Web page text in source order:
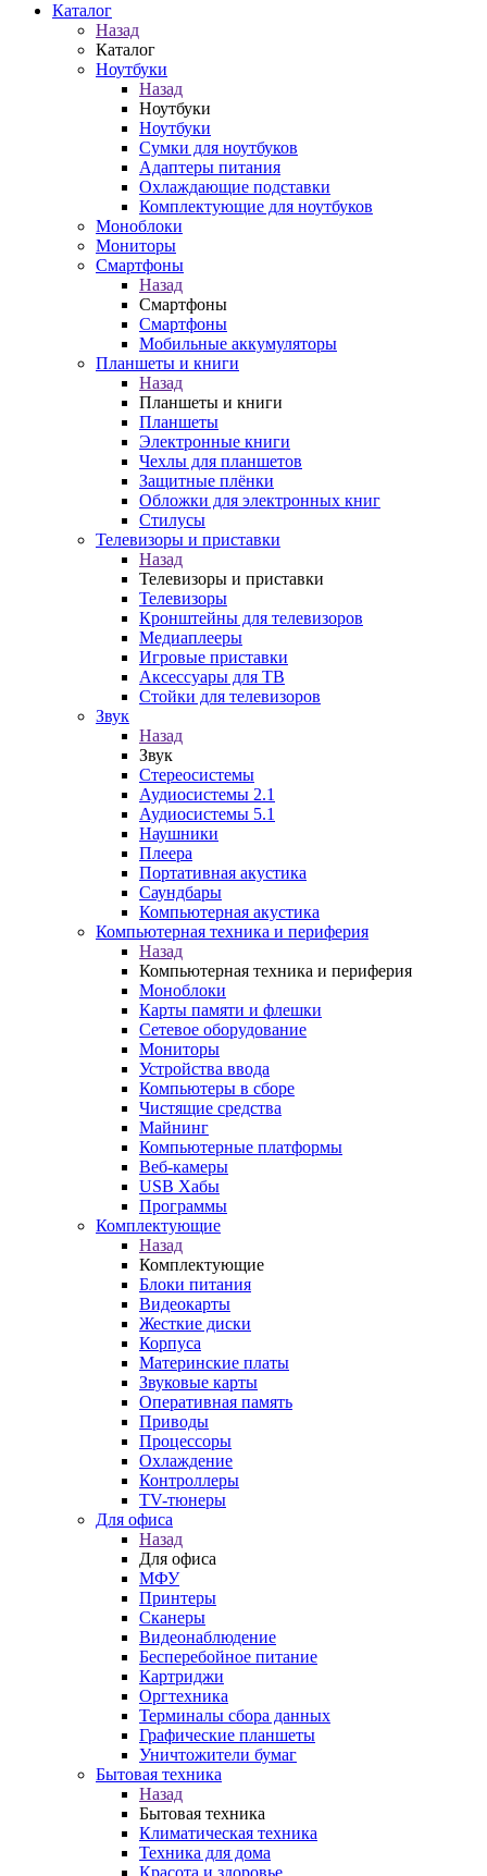
Каталог
Назад
Каталог
Ноутбуки
Назад
Ноутбуки
Ноутбуки
Сумки для ноутбуков
Адаптеры питания
Охлаждающие подставки
Комплектующие для ноутбуков
Моноблоки
Мониторы
Смартфоны
Назад
Смартфоны
Смартфоны
Мобильные аккумуляторы
Планшеты и книги
Назад
Планшеты и книги
Планшеты
Электронные книги
Чехлы для планшетов
Защитные плёнки
Обложки для электронных книг
Стилусы
Телевизоры и приставки
Назад
Телевизоры и приставки
Телевизоры
Кронштейны для телевизоров
Медиаплееры
Игровые приставки
Аксессуары для ТВ
Стойки для телевизоров
Звук
Назад
Звук
Стереосистемы
Аудиосистемы 2.1
Аудиосистемы 5.1
Наушники
Плеера
Портативная акустика
Саундбары
Компьютерная акустика
Компьютерная техника и периферия
Назад
Компьютерная техника и периферия
Моноблоки
Карты памяти и флешки
Сетевое оборудование
Мониторы
Устройства ввода
Компьютеры в сборе
Чистящие средства
Майнинг
Компьютерные платформы
Веб-камеры
USB Хабы
Программы
Комплектующие
Назад
Комплектующие
Блоки питания
Видеокарты
Жесткие диски
Корпуса
Материнские платы
Звуковые карты
Оперативная память
Приводы
Процессоры
Охлаждение
Контроллеры
TV-тюнеры
Для офиса
Назад
Для офиса
МФУ
Принтеры
Сканеры
Видеонаблюдение
Бесперебойное питание
Картриджи
Оргтехника
Терминалы сбора данных
Графические планшеты
Уничтожители бумаг
Бытовая техника
Назад
Бытовая техника
Климатическая техника
Техника для дома
Красота и здоровье